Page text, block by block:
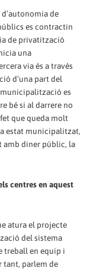
de
es contractin
de privatització
una
via és a través
d’una part del
es
bé si al darrere no
que queda molt
estat municipalitzat,
amb diner públic, la
centres en aquest
atura el projecte
del sistema
treball en equip i
tant, parlem de